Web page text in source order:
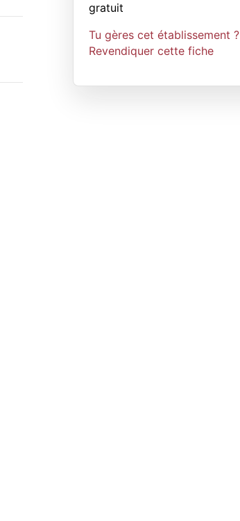
gratuit
Tu gères cet établissement ?
Revendiquer cette fiche